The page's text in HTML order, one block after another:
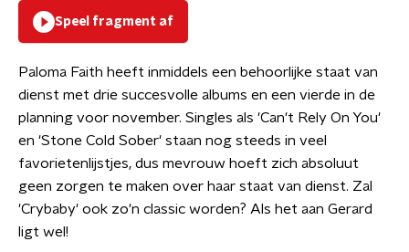
Speel fragment af
Paloma Faith heeft inmiddels een behoorlijke staat van
dienst met drie succesvolle albums en een vierde in de
planning voor november. Singles als 'Can't Rely On You'
en 'Stone Cold Sober' staan nog steeds in veel
favorietenlijstjes, dus mevrouw hoeft zich absoluut
geen zorgen te maken over haar staat van dienst. Zal
'Crybaby' ook zo'n classic worden? Als het aan Gerard
ligt wel!